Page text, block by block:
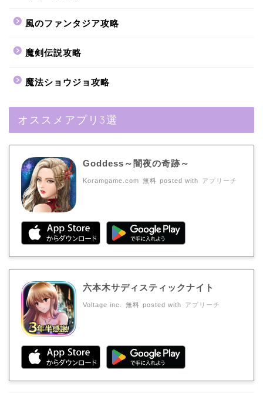
風のファンタジア攻略
魔剣伝説攻略
魔法ショウジョ攻略
オススメアプリ3選
Goddess～闇夜の奇跡～
Koramgame.com 無料 posted with アプリーチ
六本木サディスティックナイト
Voltage inc. 無料 posted with アプリーチ